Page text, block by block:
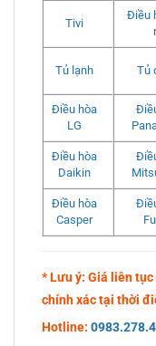
Tivi
Điều
Tủ lạnh Tủ
Điều hòa
LG
Điều hòa
Daikin
Điều hòa
Casper
* Lưu ý: Giá liên
chính xác tại thời
Hotline: